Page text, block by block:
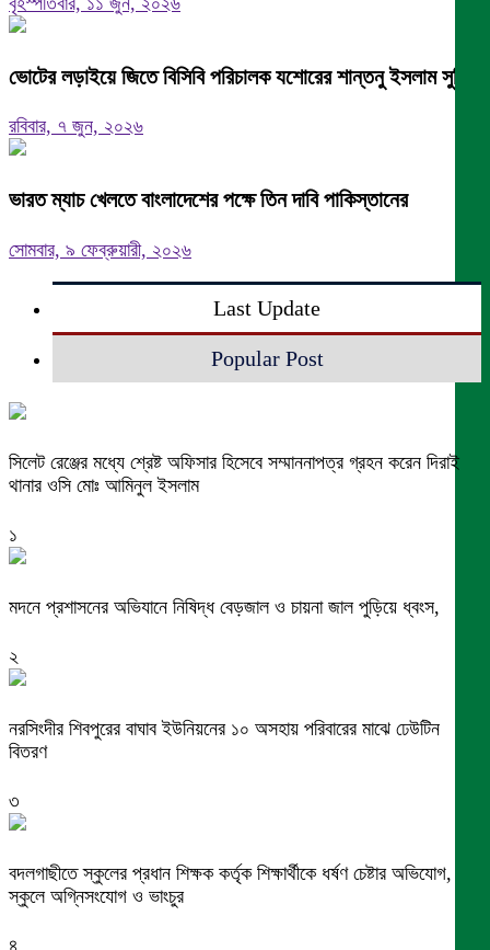
ভোটের লড়াইয়ে জিতে বিসিবি পরিচালক যশোরের শান্তনু ইসলাম সুমিত
রবিবার, ৭ জুন, ২০২৬
ভারত ম্যাচ খেলতে বাংলাদেশের পক্ষে তিন দাবি পাকিস্তানের
সোমবার, ৯ ফেব্রুয়ারী, ২০২৬
Last Update
Popular Post
সিলেট রেঞ্জের মধ্যে শ্রেষ্ট অফিসার হিসেবে সম্মাননাপত্র গ্রহন করেন দিরাই
থানার ওসি মোঃ আমিনুল ইসলাম
১
মদনে প্রশাসনের অভিযানে নিষিদ্ধ বেড়জাল ও চায়না জাল পুড়িয়ে ধ্বংস,
২
নরসিংদীর শিবপুরের বাঘাব ইউনিয়নের ১০ অসহায় পরিবারের মাঝে ঢেউটিন
বিতরণ
৩
বদলগাছীতে স্কুলের প্রধান শিক্ষক কর্তৃক শিক্ষার্থীকে ধর্ষণ চেষ্টার অভিযোগ,
স্কুলে অগ্নিসংযোগ ও ভাংচুর
৪